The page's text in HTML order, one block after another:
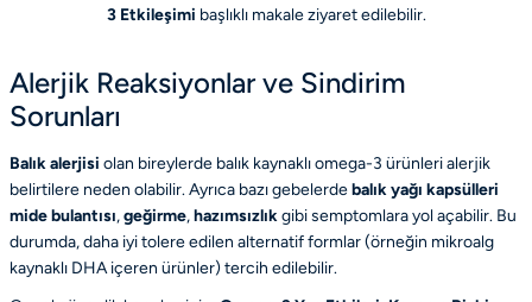
3 Etkileşimi başlıklı makale ziyaret edilebilir.
Alerjik Reaksiyonlar ve Sindirim
Sorunları
Balık alerjisi olan bireylerde balık kaynaklı omega-3 ürünleri alerjik
belirtilere neden olabilir. Ayrıca bazı gebelerdebalık yağı kapsülleri
mide bulantısı,geğirme,hazımsızlıkgibi semptomlara yol açabilir. Bu
durumda, daha iyi tolere edilen alternatif formlar (örneğin mikroalg
kaynaklı DHA içeren ürünler) tercih edilebilir.